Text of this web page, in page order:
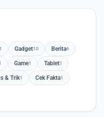
Gadget10 Berita6
Game1 Tablet1
& Trik1 Cek Fakta1